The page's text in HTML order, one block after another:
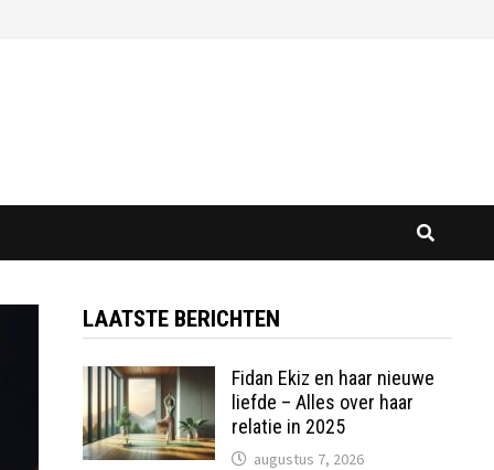
LAATSTE BERICHTEN
Fidan Ekiz en haar nieuwe
liefde – Alles over haar
relatie in 2025
augustus 7, 2026